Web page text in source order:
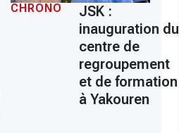
CHRONO
JSK :
inauguration du
centre de
regroupement
et de formation
à Yakouren